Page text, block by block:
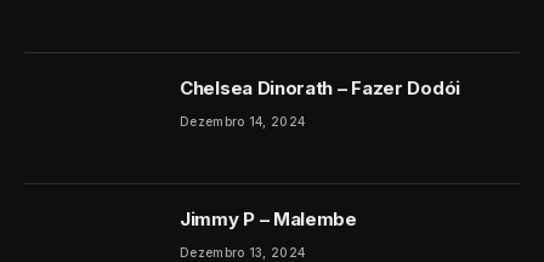
Chelsea Dinorath – Fazer Dodói
Dezembro 14, 2024
Jimmy P – Malembe
Dezembro 13, 2024